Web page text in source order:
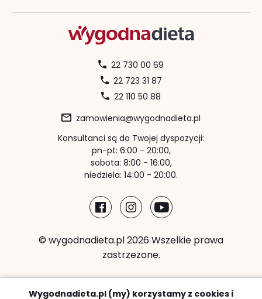
22 730 00 69
22 723 31 87
22 110 50 88
zamowienia@wygodnadieta.pl
Konsultanci są do Twojej dyspozycji:
pn-pt: 6:00 - 20:00,
sobota: 8:00 - 16:00,
niedziela: 14:00 - 20:00.
© wygodnadieta.pl 2026 Wszelkie prawa
zastrzeżone.
Metody płatności:
Wygodnadieta.pl (my) korzystamy z cookies i